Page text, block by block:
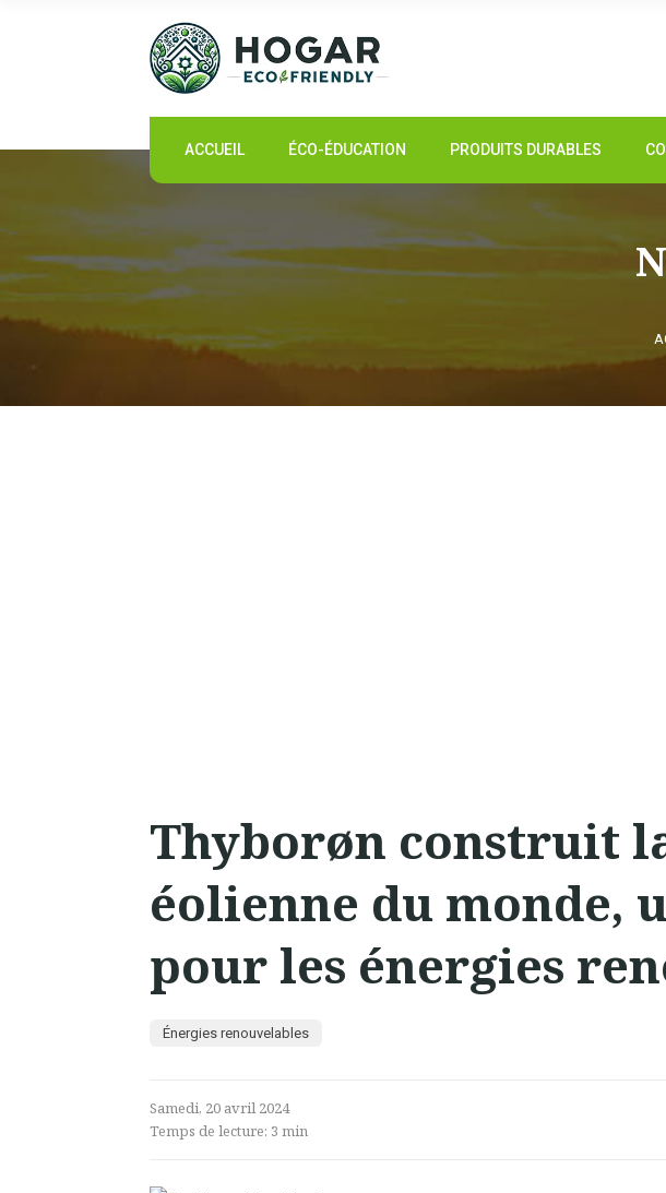
ACCUEIL ÉCO-ÉDUCATION PRODUITS DURABLES
COMMUNAUTÉ ÉCO
Thyborøn construit
éolienne du monde,
pour les énergies
Énergies renouvelables
Samedi, 20 avril 2024
Temps de lecture: 3 min